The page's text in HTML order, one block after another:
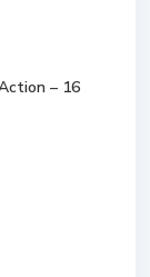
– 16